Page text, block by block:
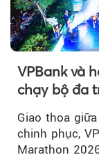
VPBank và
chạy bộ đa
Giao thoa
chinh phục,
Marathon